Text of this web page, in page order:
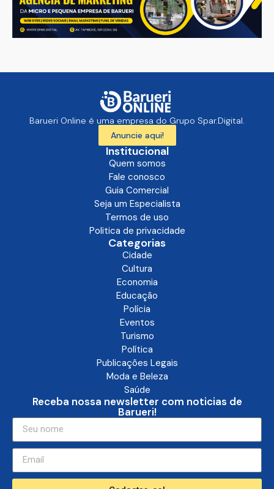
Barueri Online é uma empresa do Grupo Spar.Digital.
Anuncie aqui!
Institucional
Quem somos
Fale conosco
Guia Comercial
Seja um Especialista
Termos de uso
Politica de privacidade
Categorias
Cidade
Cultura
Economia
Educação
Polícia
Eventos
Turismo
Política
Publicações Legais
Moda e Beleza
Saúde
Receba nossa newsletter com noticias de
Barueri!